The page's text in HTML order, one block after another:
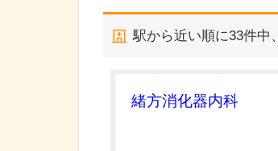
駅から近い順に33件中、
緒方消化器内科